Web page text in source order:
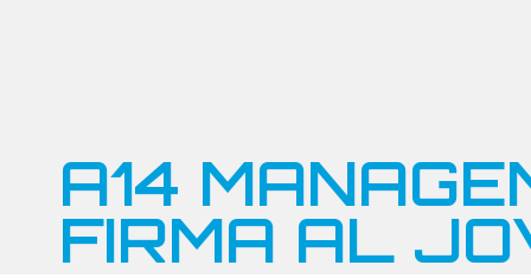
A14
FIRMA AL